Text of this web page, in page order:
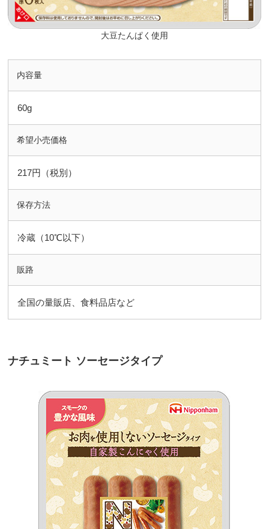
大豆たんぱく使用
内容量
60g
希望小売価格
217円（税別）
保存方法
冷蔵（10℃以下）
販路
全国の量販店、食料品店など
ナチュミート ソーセージタイプ